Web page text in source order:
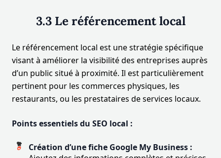
3.3 Le référencement local
Le référencement local est une stratégie spécifique
visant à améliorer la visibilité des entreprises auprès
d’un public situé à proximité. Il est particulièrement
pertinent pour les commerces physiques, les
restaurants, ou les prestataires de services locaux.
Points essentiels du SEO local :
Création d’une fiche Google My Business :